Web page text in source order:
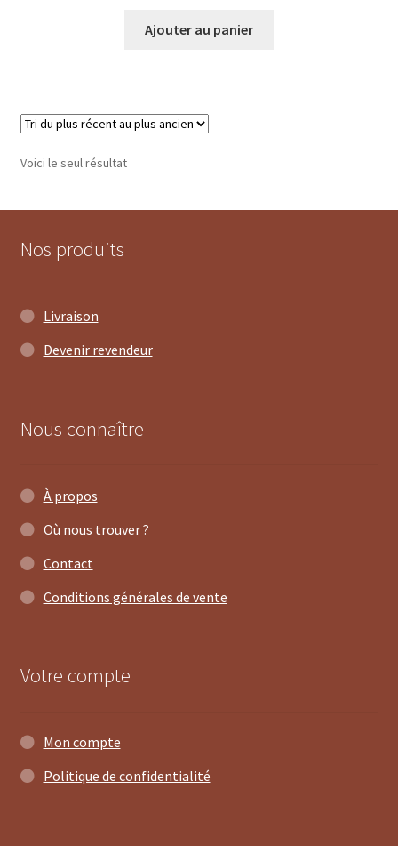
Ajouter au panier
Voici le seul résultat
Nos produits
Livraison
Devenir revendeur
Nous connaître
À propos
Où nous trouver ?
Contact
Conditions générales de vente
Votre compte
Mon compte
Politique de confidentialité